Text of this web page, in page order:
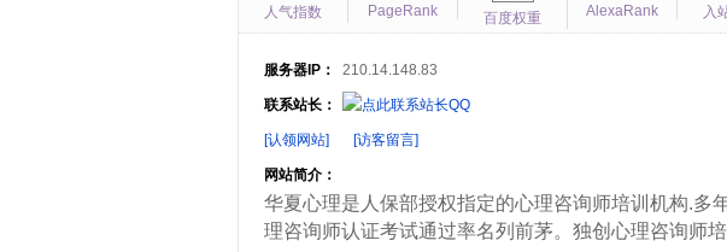
人气指数 PageRank 百度权重 AlexaRank 入
服务器IP： 210.14.148.83
联系站长：
[认领网站] [访客留言]
网站简介：
华夏心理是人保部授权指定的心理咨询师培训机构.多
理咨询师认证考试通过率名列前茅。独创心理咨询师